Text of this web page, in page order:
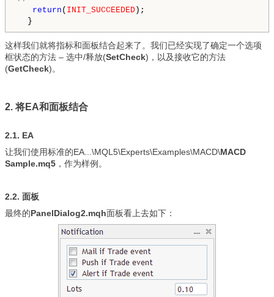
return ( INIT_SUCCEEDED );
这样我们就将指标和面板结合起来了。我们已经实现了确定一个选项
框状态的方法 – 选中/释放(SetCheck)，以及接收它的方法
(GetCheck)。
2. 将EA和面板结合
2.1. EA
让我们使用标准的EA...\MQL5\Experts\Examples\MACD\MACD
Sample.mq5 ，作为样例。
2.2. 面板
最终的PanelDialog2.mqh面板看上去如下：